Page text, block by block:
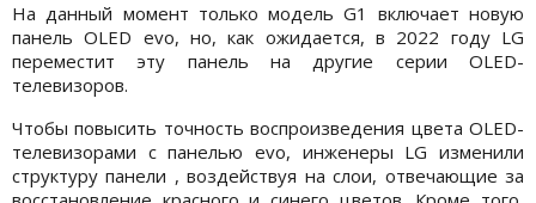
На данный момент только модель G1 включает новую
панель OLED evo, но, как ожидается, в 2022 году LG
переместит эту панель на другие серии OLED-
телевизоров.
Чтобы повысить точность воспроизведения цвета OLED-
телевизорами с панелью evo, инженеры LG изменили
структуру панели , воздействуя на слои, отвечающие за